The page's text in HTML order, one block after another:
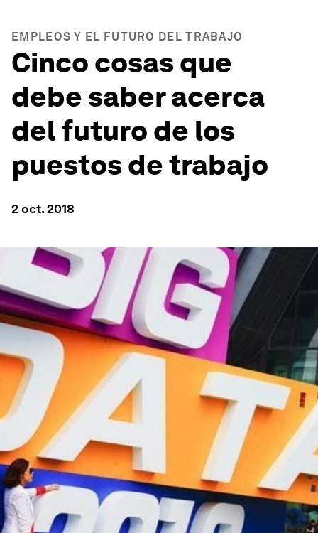
EMPLEOS Y EL FUTURO DEL TRABAJO
Cinco cosas que
debe saber acerca
del futuro de los
puestos de trabajo
2 oct. 2018